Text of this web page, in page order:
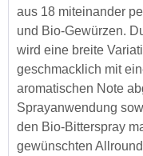
aus 18 miteinander
und Bio-Gewürzen.
wird eine breite
geschmacklich mit
aromatischen Note
Sprayanwendung
den Bio-Bitterspray
gewünschten